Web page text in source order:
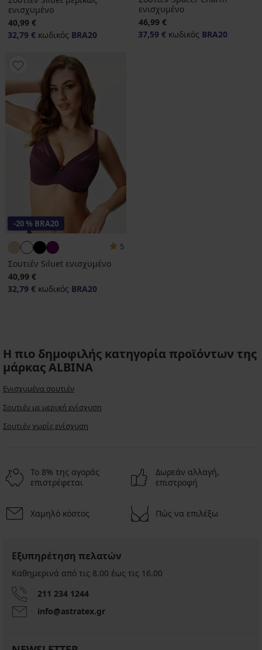
ενισχυμένο
40,99 €
32,79 € κωδικός BRA20
ενισχυμένο
46,99 €
37,59 € κωδικός BRA20
-20 % BRA20
5
Σουτιέν Siluet ενισχυμένο
40,99 €
32,79 € κωδικός BRA20
Η πιο δημοφιλής κατηγορία προϊόντων της
μάρκας ALBINA
Ενισχυμένα σουτιέν
Σουτιέν με μερική ενίσχυση
Σουτιέν χωρίς ενίσχυση
Το 8% της αγοράς
επιστρέφεται
Δωρεάν αλλαγή,
επιστροφή
Χαμηλό κόστος Πώς να επιλέξω
Εξυπηρέτηση πελατών
Καθημερινά από τις 8.00 έως τις 16.00
211 234 1244
info@astratex.gr